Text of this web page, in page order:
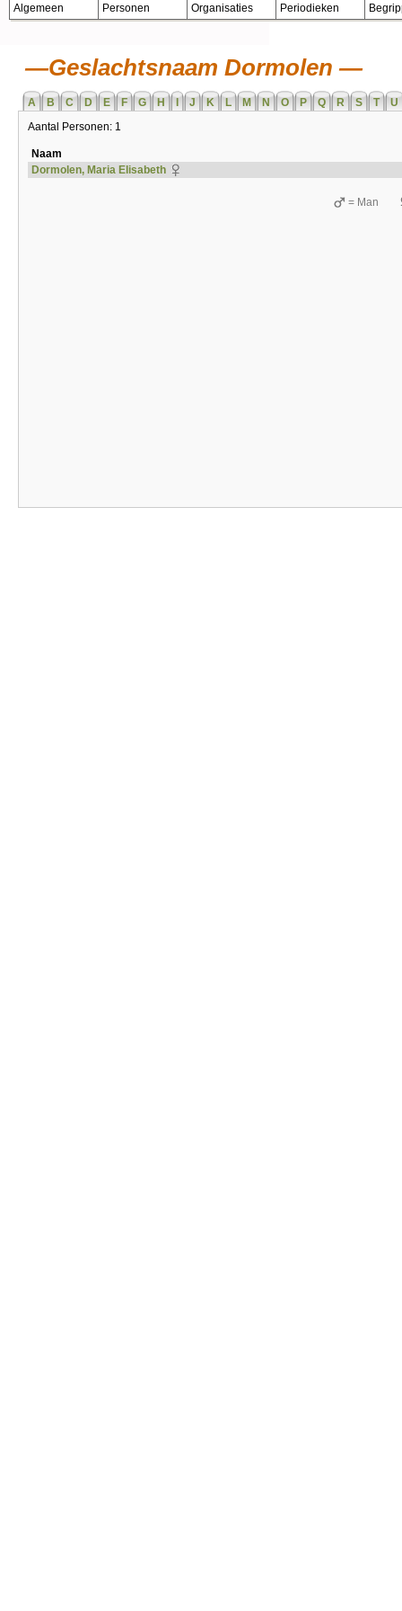
Algemeen Personen Organisaties Periodieken
Geslachtsnaam Dormolen
A B C D E F G H J K L M N O P Q R S T
U
Aantal Personen: 1
Naam
Dormolen, Maria Elisabeth
= Man